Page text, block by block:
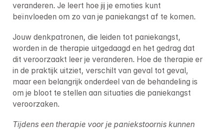
veranderen. Je leert hoe jij je emoties kunt
beïnvloeden om zo van je paniekangst af te komen.
Jouw denkpatronen, die leiden tot paniekangst,
worden in de therapie uitgedaagd en het gedrag dat
dit veroorzaakt leer je veranderen. Hoe de therapie er
in de praktijk uitziet, verschilt van geval tot geval,
maar een belangrijk onderdeel van de behandeling is
om je bloot te stellen aan situaties die paniekangst
veroorzaken.
Tijdens een therapie voor je paniekstoornis kunnen